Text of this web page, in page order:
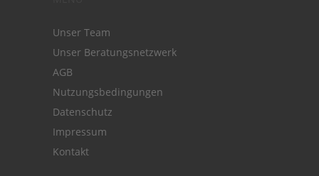
Unser Team
Unser Beratungsnetzwerk
AGB
Nutzungsbedingungen
Datenschutz
Impressum
Kontakt